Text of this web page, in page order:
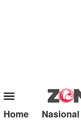
Mobile
Menu
Home Nasional